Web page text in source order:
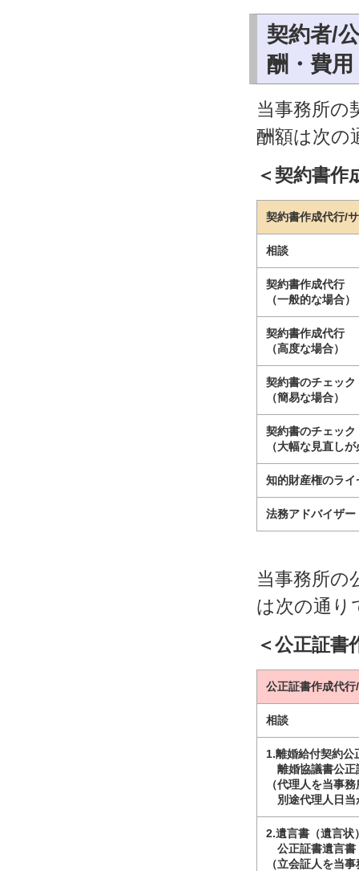
契約者/
酬・費用
当事務所の
酬額は次の
＜契約書作
契約書作成代行/
相談
契約書作成代行
（一般的な場合）
契約書作成代行
（高度な場合）
契約書のチェック
（簡易な場合）
契約書のチェック
（大幅な見直し
知的財産権のラ
法務アドバイザー
当事務所の
は次の通り
＜公正証書
公正証書作成代
相談
1.離婚給付契約公
離婚協議書公正
（代理人を当事
別途代理人日当
2.遺言書（遺言状
公正証書遺言書
（立会証人を当